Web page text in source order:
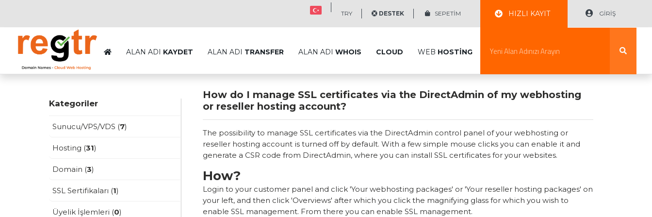
HIZLI KAYIT GİRİŞ
TRY DESTEK SEPETİM
ALAN ADI KAYDET ALAN ADI TRANSFER ALAN ADI WHOIS CLOUD WEB HOSTİNG
How do I manage SSL certificates via the DirectAdmin of my webhosting
or reseller hosting account?
The possibility to manage SSL certificates via the DirectAdmin control panel of your webhosting or
reseller hosting account is turned off by default. With a few simple mouse clicks you can enable it and
generate a CSR code from DirectAdmin, where you can install SSL certificates for your websites.
How?
Login to your customer panel and click 'Your webhosting packages' or 'Your reseller hosting packages' on
your left, and then click 'Overviews' after which you click the magnifying glass for which you wish to
enable SSL management. From there you can enable SSL management.
Kategoriler
Sunucu/VPS/VDS (7)
Hosting (31)
Domain (3)
SSL Sertifikaları (1)
Üyelik İşlemleri (0)